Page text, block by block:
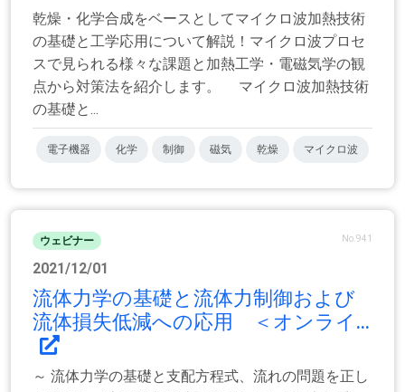
乾燥・化学合成をベースとしてマイクロ波加熱技術
の基礎と工学応用について解説！マイクロ波プロセ
スで見られる様々な課題と加熱工学・電磁気学の観
点から対策法を紹介します。 マイクロ波加熱技術
の基礎と...
電子機器 化学 制御 磁気 乾燥 マイクロ波
ウェビナー No.941
2021/12/01
流体力学の基礎と流体力制御および
流体損失低減への応用 ＜オンライ...
～ 流体力学の基礎と支配方程式、流れの問題を正し